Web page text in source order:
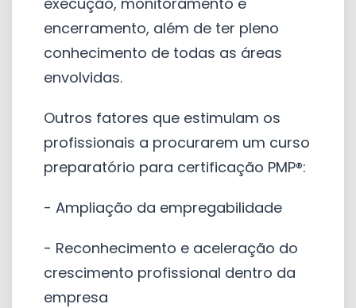
encerramento, além de ter pleno
conhecimento de todas as áreas
envolvidas.
Outros fatores que estimulam os
profissionais a procurarem um curso
preparatório para certificação PMP®:
- Ampliação da empregabilidade
- Reconhecimento e aceleração do
crescimento profissional dentro da
empresa